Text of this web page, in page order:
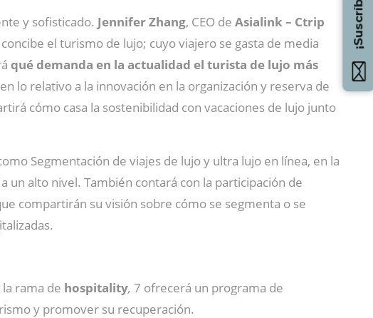
y sofisticado. Jennifer Zhang, CEO de Asialink – Ctrip
el turismo de lujo; cuyo viajero se gasta de media
qué demanda en la actualidad el turista de lujo más
lo relativo a la innovación en la organización y reserva de
cómo casa la sostenibilidad con vacaciones de lujo junto
Segmentación de viajes de lujo y ultra lujo en línea, en la
un alto nivel. También contará con la participación de
compartirán su visión sobre cómo se segmenta o se
rama de hospitality, 7 ofrecerá un programa de
y promover su recuperación.